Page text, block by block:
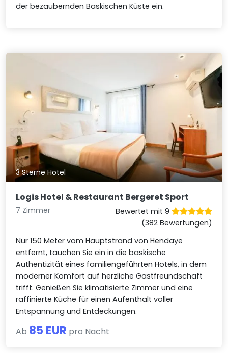
der bezaubernden Baskischen Küste ein.
3 Sterne Hotel
Logis Hotel & Restaurant Bergeret Sport
7 Zimmer
Bewertet mit 9
(382 Bewertungen)
Nur 150 Meter vom Hauptstrand von Hendaye
entfernt, tauchen Sie ein in die baskische
Authentizität eines familiengeführten Hotels, in dem
moderner Komfort auf herzliche Gastfreundschaft
trifft. Genießen Sie klimatisierte Zimmer und eine
raffinierte Küche für einen Aufenthalt voller
Entspannung und Entdeckungen.
Ab 85 EUR pro Nacht